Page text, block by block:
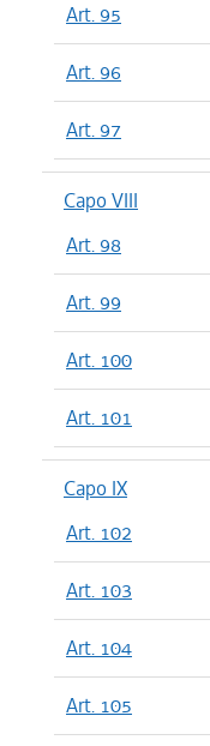
Art. 95
Art. 96
Art. 97
Capo VIII
Art. 98
Art. 99
Art. 100
Art. 101
Capo IX
Art. 102
Art. 103
Art. 104
Art. 105